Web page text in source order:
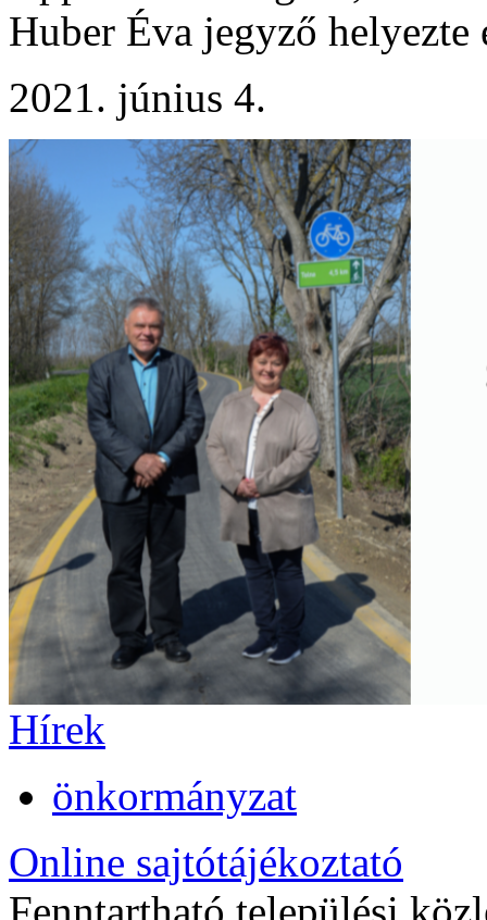
Huber Éva jegyző
2021. június 4.
Hírek
önkormányzat
Online sajtótájékoztató